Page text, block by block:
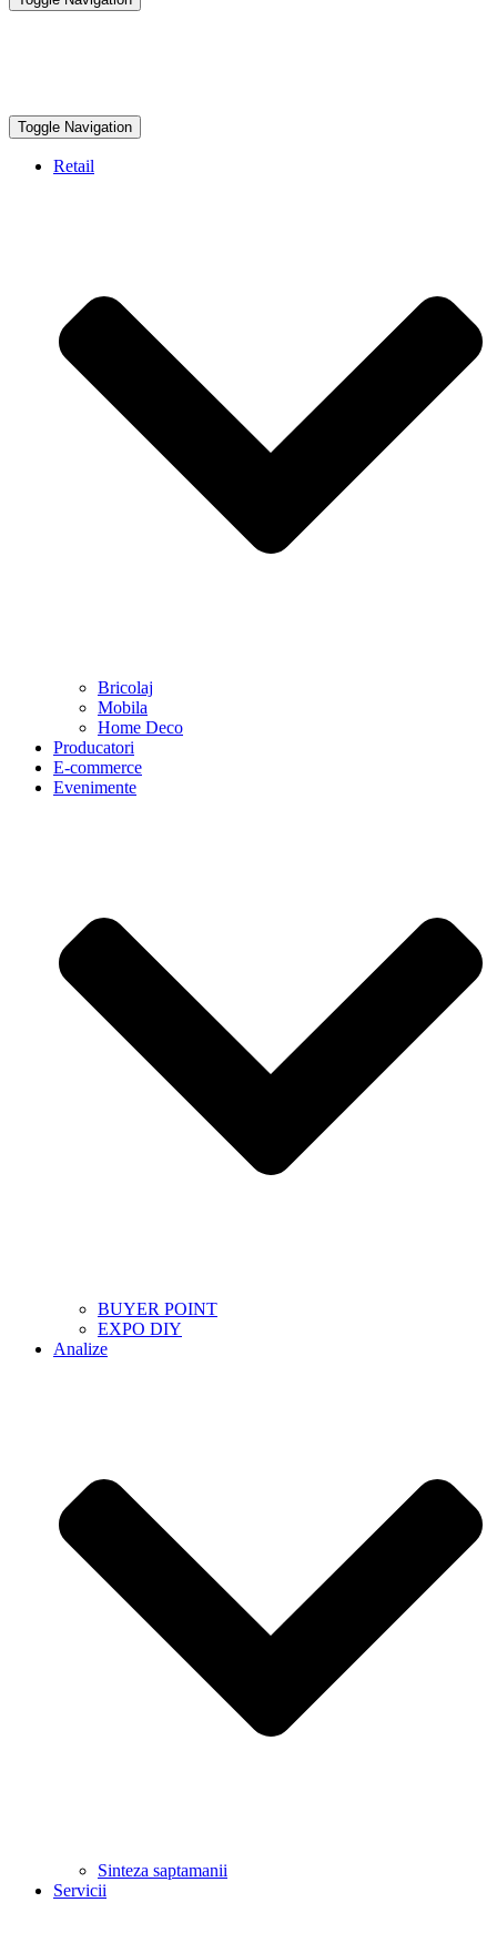
Toggle Navigation
Retail
Bricolaj
Mobila
Home Deco
Producatori
E-commerce
Evenimente
BUYER POINT
EXPO DIY
Analize
Sinteza saptamanii
Servicii